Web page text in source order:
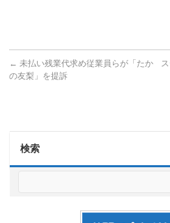
← 未払い残業代求め従業員らが「たか
の友梨」を提訴
検索